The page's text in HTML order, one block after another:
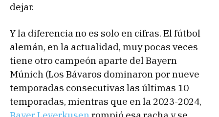
dejar.
Y la diferencia no es solo en cifras. El fútbol
alemán, en la actualidad, muy pocas veces
tiene otro campeón aparte del Bayern
Múnich (Los Bávaros dominaron por nueve
temporadas consecutivas las últimas 10
temporadas, mientras que en la 2023-2024,